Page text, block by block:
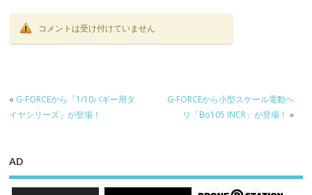
コメントは受け付けていません
« G-FORCEから「1/10バギー用タ
イヤシリーズ」が登場！
G-FORCEから小型スケール電動ヘ
リ「Bo105 INCR」が登場！ »
AD